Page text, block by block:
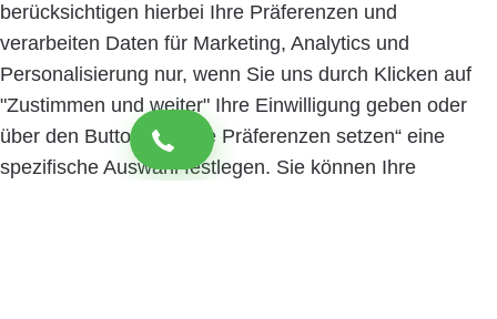
berücksichtigen hierbei Ihre Präferenzen und
verarbeiten Daten für Marketing, Analytics und
Personalisierung nur, wenn Sie uns durch Klicken auf
"Zustimmen und weiter" Ihre Einwilligung geben oder
über den Button „Cookie Präferenzen setzen“ eine
spezifische Auswahl festlegen. Sie können Ihre